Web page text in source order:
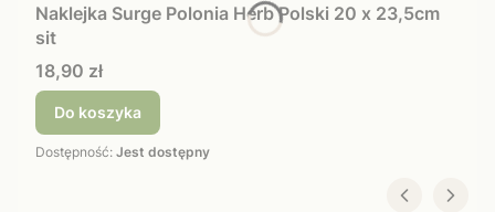
Naklejka Surge Polonia Herb Polski 20 x 23,5cm
sit
Cena
18,90 zł
Do koszyka
Dostępność: Jest dostępny